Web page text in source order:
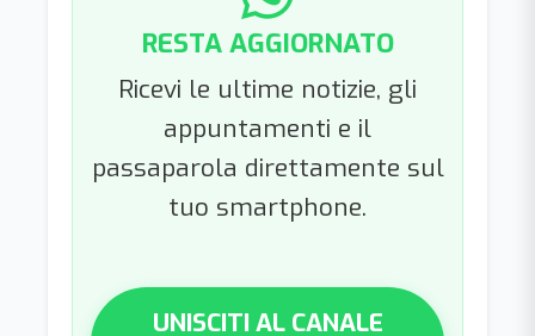
RESTA AGGIORNATO
Ricevi le ultime notizie, gli
appuntamenti e il
passaparola direttamente sul
tuo smartphone.
UNISCITI AL CANALE